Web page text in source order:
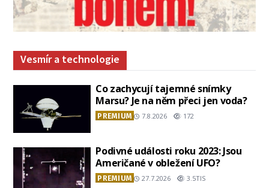
Vesmír a technologie
Co zachycují tajemné snímky
Marsu? Je na něm přeci jen voda?
PREMIUM 7.8.2026 172
Podivné události roku 2023: Jsou
Američané v obležení UFO?
PREMIUM 27.7.2026 3.5TIS